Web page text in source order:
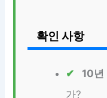
확인 사항
10년
가?